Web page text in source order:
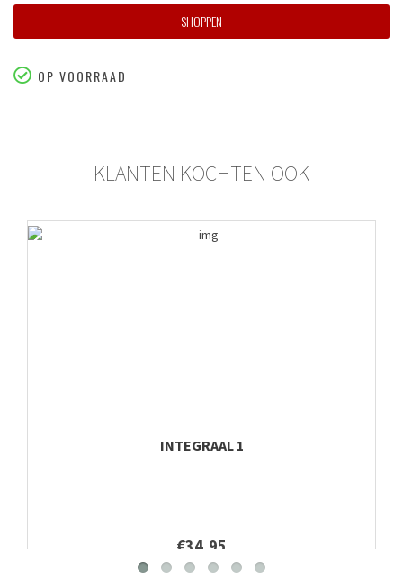
SHOPPEN
OP VOORRAAD
KLANTEN KOCHTEN OOK
INTEGRAAL 1
€34,95